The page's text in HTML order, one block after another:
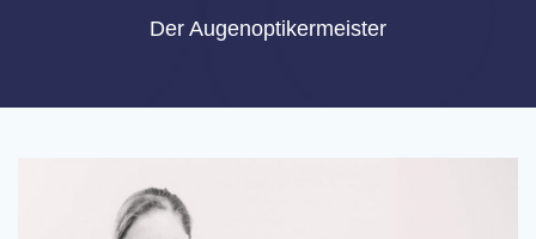
Der Augenoptikermeister